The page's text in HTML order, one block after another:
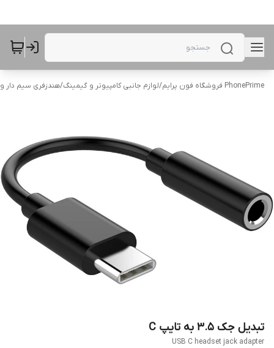
PhonePrime فروشگاه فون پرایم /لوازم جانبی کامپیوتر و گیمینگ/هندزفری سیم دار و
تبدیل جک 3.5 به تایپ C
USB C headset jack adapter